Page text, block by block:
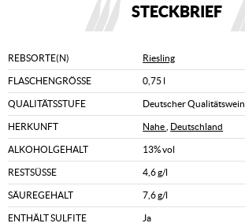
STECKBRIEF
REBSORTE(N) Riesling
FLASCHENGRÖSSE 0,75 l
QUALITÄTSSTUFE Deutscher Qualitätswein
HERKUNFT Nahe Deutschland
ALKOHOLGEHALT 13% vol
RESTSÜSSE 4,6 g/l
SÄUREGEHALT 7,6 g/l
ENTHÄLT SULFITE Ja